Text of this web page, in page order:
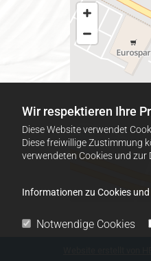
Wir respektieren Ihre
Diese Website verwendet
Diese freiwillige Zustimmung
verwendeten Cookies und zur
Informationen zu Cookies
Notwendige Cookies